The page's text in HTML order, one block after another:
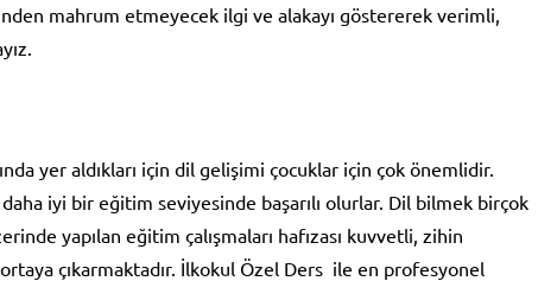
mahrum etmeyecek ilgi ve alakayı göstererek verimli,
yer aldıkları için dil gelişimi çocuklar için çok önemlidir.
iyi bir eğitim seviyesinde başarılı olurlar. Dil bilmek birçok
yapılan eğitim çalışmaları hafızası kuvvetli, zihin
çıkarmaktadır. İlkokul Özel Ders ile en profesyonel